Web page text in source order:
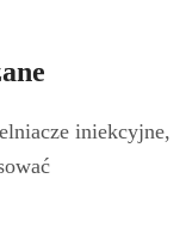
iniekcyjne,